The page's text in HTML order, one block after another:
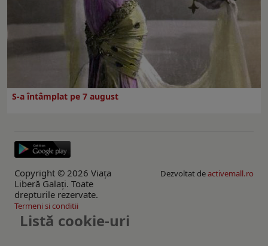
S-a întâmplat pe 7 august
Copyright © 2026 Viaţa
Liberă Galaţi. Toate
drepturile rezervate.
Dezvoltat deactivemall.ro
Termeni si conditii
Listă cookie-uri